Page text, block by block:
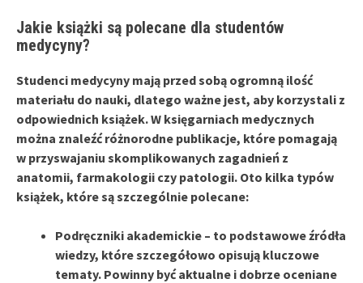
Jakie książki są polecane dla studentów
medycyny?
Studenci medycyny mają przed sobą ogromną ilość
materiału do nauki, dlatego ważne jest, aby korzystali z
odpowiednich książek. W księgarniach medycznych
można znaleźć różnorodne publikacje, które pomagają
w przyswajaniu skomplikowanych zagadnień z
anatomii, farmakologii czy patologii. Oto kilka typów
książek, które są szczególnie polecane:
Podręczniki akademickie – to podstawowe źródła
wiedzy, które szczegółowo opisują kluczowe
tematy. Powinny być aktualne i dobrze oceniane